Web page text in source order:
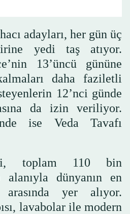
adayları, her gün üç
yedi taş atıyor.
13’üncü gününe
daha faziletli
12’nci günde
da izin veriliyor.
ise Veda Tavafı
toplam 110 bin
alanıyla dünyanın en
yer alıyor.
lavabolar ile modern